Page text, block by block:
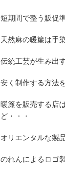
短期間で整う販促
天然麻の暖簾は手
伝統工芸が生み出
安く制作する方法
暖簾を販売する店
ど・・・
オリエンタルな製
のれんによるロゴ